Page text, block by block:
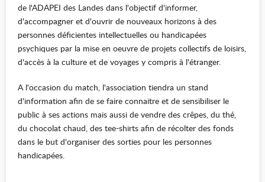
de l'ADAPEI des Landes dans l'objectif d'informer,
d'accompagner et d'ouvrir de nouveaux horizons à des
personnes déficientes intellectuelles ou handicapées
psychiques par la mise en oeuvre de projets collectifs de loisirs,
d'accès à la culture et de voyages y compris à l'étranger.
A l'occasion du match, l'association tiendra un stand
d'information afin de se faire connaitre et de sensibiliser le
public à ses actions mais aussi de vendre des crêpes, du thé,
du chocolat chaud, des tee-shirts afin de récolter des fonds
dans le but d'organiser des sorties pour les personnes
handicapées.